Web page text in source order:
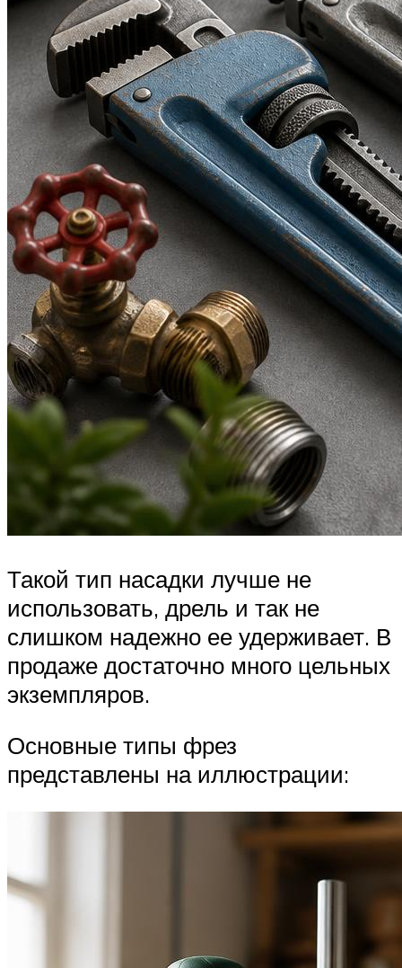
Такой тип насадки лучше не
использовать, дрель и так не
слишком надежно ее удерживает. В
продаже достаточно много цельных
экземпляров.
Основные типы фрез
представлены на иллюстрации: